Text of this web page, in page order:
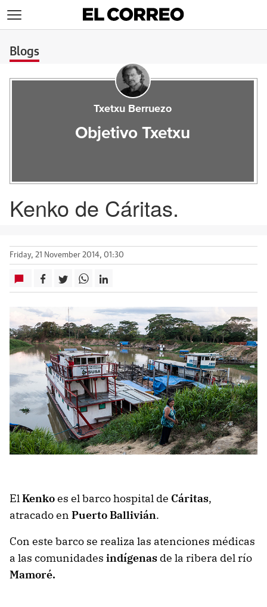
Blogs
Txetxu Berruezo
Objetivo Txetxu
Kenko de Cáritas.
Friday, 21 November 2014, 01:30
ElKenkoes el barco hospital de Cáritas,
atracado en Puerto Ballivián.
Con este barco se realiza las atenciones médicas
a las comunidades indígenas de la ribera del río
Mamoré.